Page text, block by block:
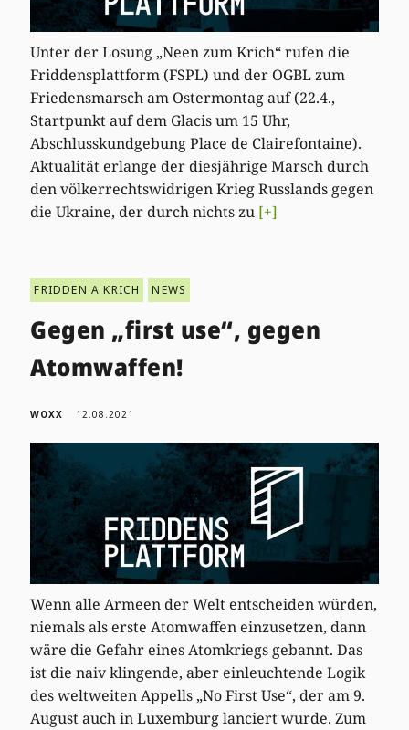
Unter der Losung „Neen zum Krich“ rufen die
Friddensplattform (FSPL) und der OGBL zum
Friedensmarsch am Ostermontag auf (22.4.,
Startpunkt auf dem Glacis um 15 Uhr,
Abschlusskundgebung Place de Clairefontaine).
Aktualität erlange der diesjährige Marsch durch
den völkerrechtswidrigen Krieg Russlands gegen
die Ukraine, der durch nichts zu [+]
FRIDDEN A KRICH NEWS
Gegen „first use“, gegen
Atomwaffen!
WOXX 12.08.2021
Wenn alle Armeen der Welt entscheiden würden,
niemals als erste Atomwaffen einzusetzen, dann
wäre die Gefahr eines Atomkriegs gebannt. Das
ist die naiv klingende, aber einleuchtende Logik
des weltweiten Appells „No First Use“, der am 9.
August auch in Luxemburg lanciert wurde. Zum